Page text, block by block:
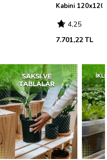
Kabini 120x120x200